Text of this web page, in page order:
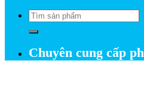
Tìm
kiếm:
Chuyên cung cấp